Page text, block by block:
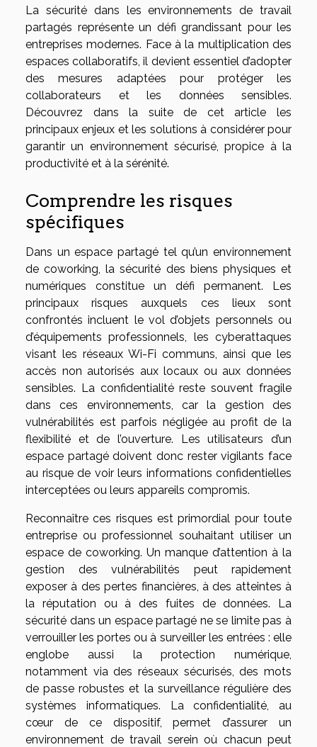
La sécurité dans les environnements de travail
partagés représente un défi grandissant pour les
entreprises modernes. Face à la multiplication des
espaces collaboratifs, il devient essentiel d’adopter
des mesures adaptées pour protéger les
collaborateurs et les données sensibles.
Découvrez dans la suite de cet article les
principaux enjeux et les solutions à considérer pour
garantir un environnement sécurisé, propice à la
productivité et à la sérénité.
Comprendre les risques
spécifiques
Dans un espace partagé tel qu’un environnement
de coworking, la sécurité des biens physiques et
numériques constitue un défi permanent. Les
principaux risques auxquels ces lieux sont
confrontés incluent le vol d’objets personnels ou
d’équipements professionnels, les cyberattaques
visant les réseaux Wi-Fi communs, ainsi que les
accès non autorisés aux locaux ou aux données
sensibles. La confidentialité reste souvent fragile
dans ces environnements, car la gestion des
vulnérabilités est parfois négligée au profit de la
flexibilité et de l’ouverture. Les utilisateurs d’un
espace partagé doivent donc rester vigilants face
au risque de voir leurs informations confidentielles
interceptées ou leurs appareils compromis.
Reconnaître ces risques est primordial pour toute
entreprise ou professionnel souhaitant utiliser un
espace de coworking. Un manque d’attention à la
gestion des vulnérabilités peut rapidement
exposer à des pertes financières, à des atteintes à
la réputation ou à des fuites de données. La
sécurité dans un espace partagé ne se limite pas à
verrouiller les portes ou à surveiller les entrées : elle
englobe aussi la protection numérique,
notamment via des réseaux sécurisés, des mots
de passe robustes et la surveillance régulière des
systèmes informatiques. La confidentialité, au
cœur de ce dispositif, permet d’assurer un
environnement de travail serein où chacun peut